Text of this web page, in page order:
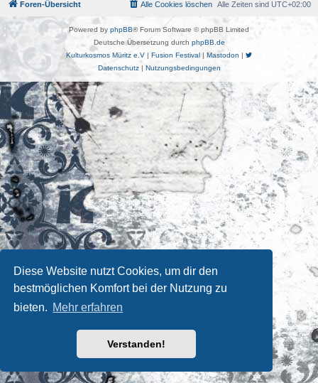
Diese Website nutzt Cookies, um dir den
bestmöglichen Komfort bei der Nutzung zu
bieten. Mehr erfahren
Verstanden!
Foren-Übersicht Alle Zeiten sind UTC+02:00
Alle Cookies löschen
Powered by phpBB® Forum Software © phpBB Limited
Deutsche Übersetzung durch phpBB.de
Kulturkosmos Müritz e.V | Fusion Festival | Mastodon |
Datenschutz| Nutzungsbedingungen